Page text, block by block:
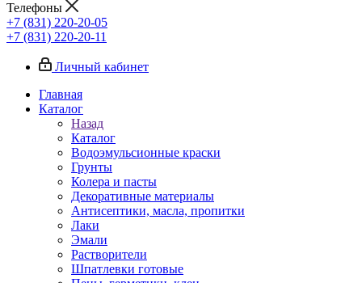
Телефоны
+7 (831) 220-20-05
+7 (831) 220-20-11
Личный кабинет
Главная
Каталог
Назад
Каталог
Водоэмульсионные краски
Грунты
Колера и пасты
Декоративные материалы
Антисептики, масла, пропитки
Лаки
Эмали
Растворители
Шпатлевки готовые